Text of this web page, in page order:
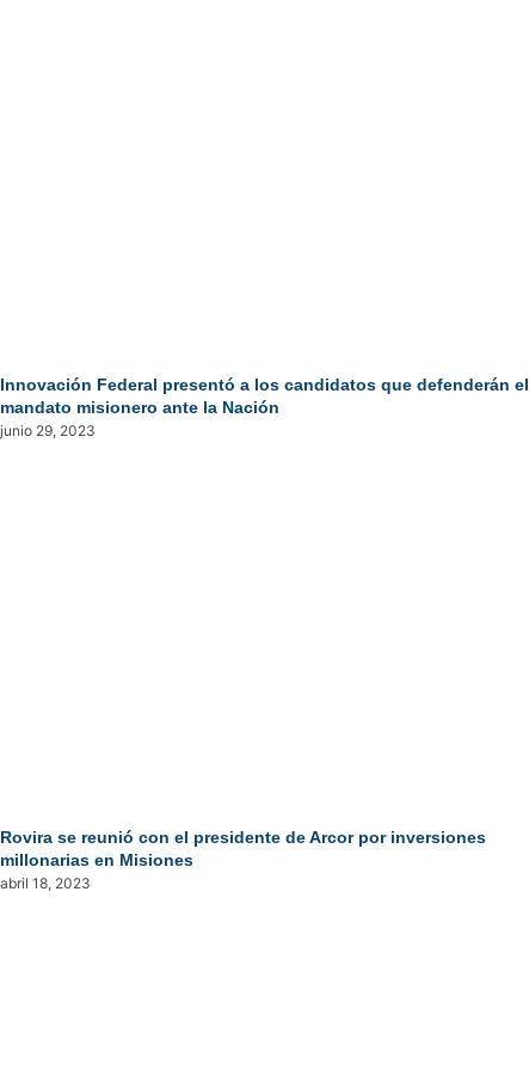
Innovación Federal presentó a los candidatos que defenderán el
mandato misionero ante la Nación
junio 29, 2023
Rovira se reunió con el presidente de Arcor por inversiones
millonarias en Misiones
abril 18, 2023